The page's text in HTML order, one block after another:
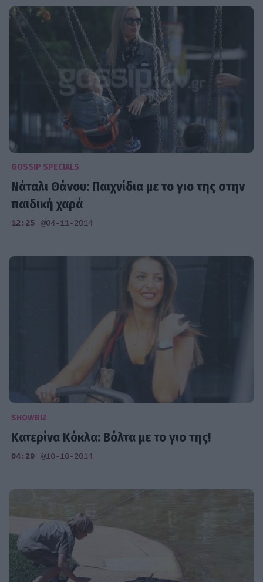
GOSSIP SPECIALS
Νάταλι Θάνου: Παιχνίδια με το γιο της στην
παιδική χαρά
12:25 @04-11-2014
SHOWBIZ
Κατερίνα Κόκλα: Βόλτα με το γιο της!
04:29 @10-10-2014